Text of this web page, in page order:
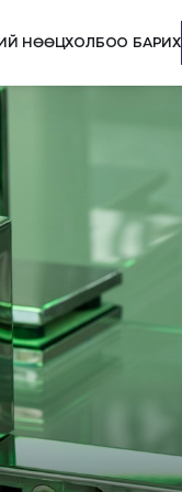
НӨӨЦХОЛБОО БАРИХ